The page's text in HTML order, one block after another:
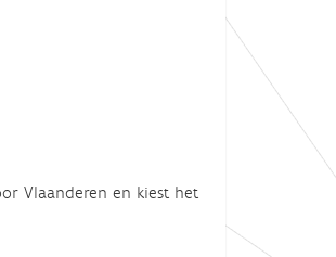
Vlaanderen en kiest het